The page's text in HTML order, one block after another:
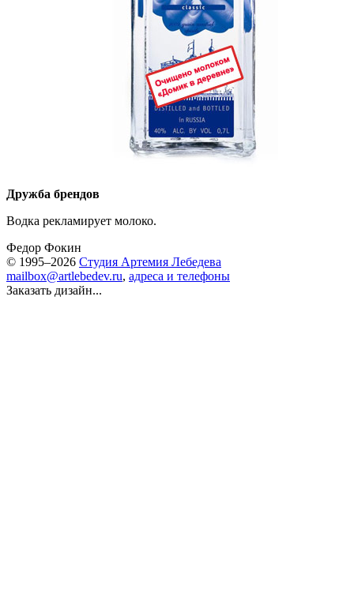
Дружба брендов
Водка рекламирует молоко.
Федор Фокин
© 1995–2026 Студия Артемия Лебедева
mailbox@artlebedev.ru, адреса и телефоны
Заказать дизайн...